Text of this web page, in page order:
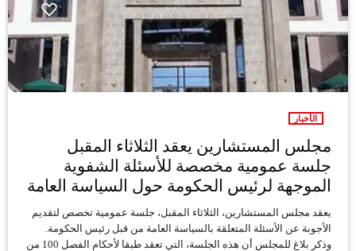
الأخبار
مجلس المستشارين يعقد الثلاثاء المقبل
جلسة عمومية مخصصة للأسئلة الشفوية
الموجهة لرئيس الحكومة حول السياسة العامة
يعقد مجلس المستشارين، الثلاثاء المقبل، جلسة عمومية تخصص لتقديم
الأجوبة عن الأسئلة المتعلقة بالسياسة العامة من قبل رئيس الحكومة.
وذكر بلاغ للمجلس أن هذه الجلسة، التي تعقد طبقا لأحكام الفصل 100 من